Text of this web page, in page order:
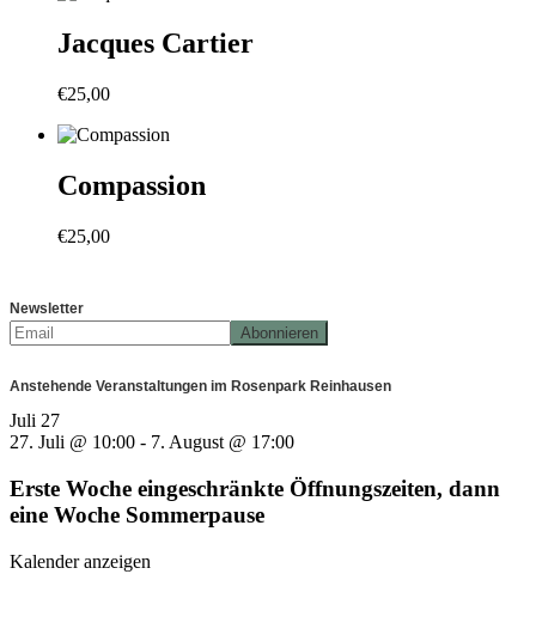
Jacques Cartier
€25,00
Compassion
€25,00
Newsletter
Anstehende Veranstaltungen im Rosenpark Reinhausen
Juli 27
27. Juli @ 10:00 - 7. August @ 17:00
Erste Woche eingeschränkte Öffnungszeiten, dann
eine Woche Sommerpause
Kalender anzeigen